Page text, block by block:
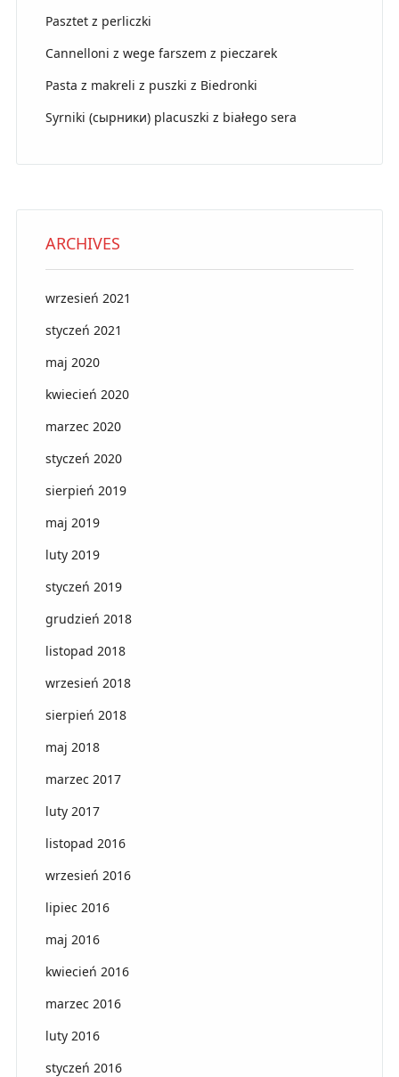
Pasztet z perliczki
Cannelloni z wege farszem z pieczarek
Pasta z makreli z puszki z Biedronki
Syrniki (сырники) placuszki z białego sera
ARCHIVES
wrzesień 2021
styczeń 2021
maj 2020
kwiecień 2020
marzec 2020
styczeń 2020
sierpień 2019
maj 2019
luty 2019
styczeń 2019
grudzień 2018
listopad 2018
wrzesień 2018
sierpień 2018
maj 2018
marzec 2017
luty 2017
listopad 2016
wrzesień 2016
lipiec 2016
maj 2016
kwiecień 2016
marzec 2016
luty 2016
styczeń 2016